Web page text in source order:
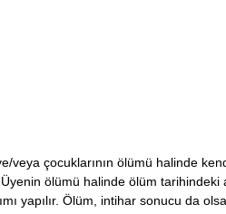
veya çocuklarının ölümü halinde
ölümü halinde ölüm
yapılır. Ölüm, intihar sonucu da